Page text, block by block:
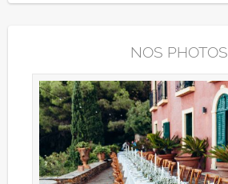
NOS PHOTOS